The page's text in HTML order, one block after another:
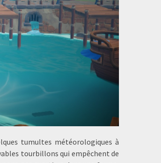
tumultes météorologiques à
tourbillons qui empêchent de